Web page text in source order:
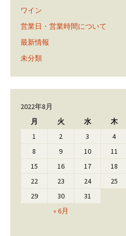
ワイン
営業日・営業時間について
最新情報
未分類
2022年8月
月
火 水 木
« 6月
1 2 3 4
8
9 10 11
15
16 17 18
22
23 24 25
29
30 31